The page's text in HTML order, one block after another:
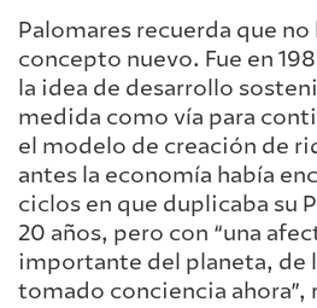
Palomares recuerda que
concepto nuevo. Fue en
la idea de desarrollo
medida como vía para
el modelo de creación de
antes la economía había
ciclos en que duplicaba su
20 años, pero con “una
importante del planeta, de
tomado conciencia ahora”,